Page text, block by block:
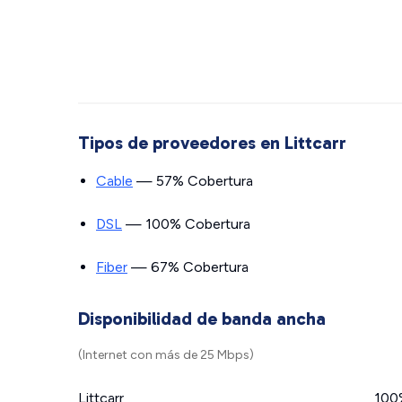
Tipos de proveedores en Littcarr
Cable — 57% Cobertura
DSL — 100% Cobertura
Fiber — 67% Cobertura
Disponibilidad de banda ancha
(Internet con más de 25 Mbps)
Littcarr